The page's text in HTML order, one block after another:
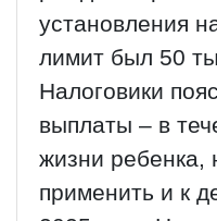
установления
лимит был 50
Налоговики
выплаты – в
жизни
применить и к